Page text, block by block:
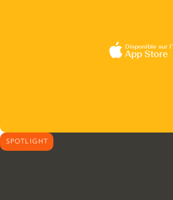
Disponible sur l’
App Store
SPOTLIGHT